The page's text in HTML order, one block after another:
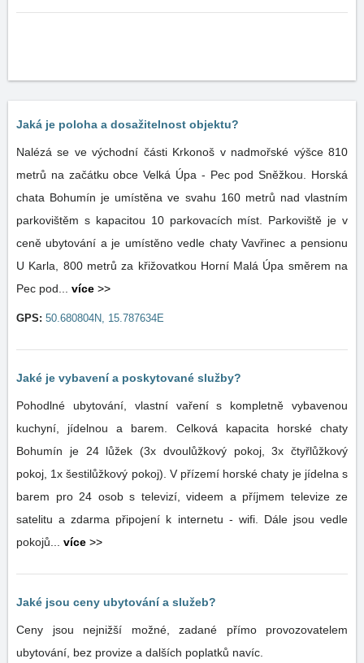
Jaká je poloha a dosažitelnost objektu?
Nalézá se ve východní části Krkonoš v nadmořské výšce 810
metrů na začátku obce Velká Úpa - Pec pod Sněžkou. Horská
chata Bohumín je umístěna ve svahu 160 metrů nad vlastním
parkovištěm s kapacitou 10 parkovacích míst. Parkoviště je v
ceně ubytování a je umístěno vedle chaty Vavřinec a pensionu
U Karla, 800 metrů za křižovatkou Horní Malá Úpa směrem na
Pec pod... více >>
GPS: 50.680804N, 15.787634E
Jaké je vybavení a poskytované služby?
Pohodlné ubytování, vlastní vaření s kompletně vybavenou
kuchyní, jídelnou a barem. Celková kapacita horské chaty
Bohumín je 24 lůžek (3x dvoulůžkový pokoj, 3x čtyřlůžkový
pokoj, 1x šestilůžkový pokoj). V přízemí horské chaty je jídelna s
barem pro 24 osob s televizí, videem a příjmem televize ze
satelitu a zdarma připojení k internetu - wifi. Dále jsou vedle
pokojů... více >>
Jaké jsou ceny ubytování a služeb?
Ceny jsou nejnižší možné, zadané přímo provozovatelem
ubytování, bez provize a dalších poplatků navíc.